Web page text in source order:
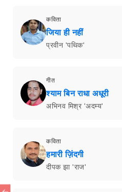
कविता
जिया ही नहीं
प्रवीन 'पथिक'
गीत
श्याम बिन राधा अधूरी
अभिनव मिश्र 'अदम्य'
कविता
हमारी ज़िंदगी
दीपक झा 'राज'